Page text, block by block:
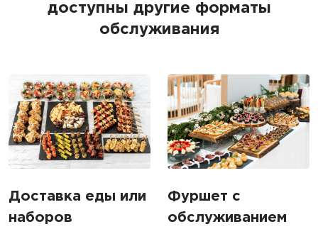
доступны другие форматы
обслуживания
Доставка еды или
наборов
Фуршет с
обслуживанием